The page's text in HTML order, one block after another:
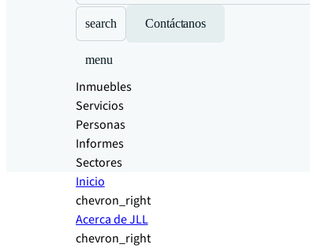
search Contáctanos
menu
Inmuebles
Servicios
Personas
Informes
Sectores
Inicio
chevron_right
Acerca de JLL
chevron_right